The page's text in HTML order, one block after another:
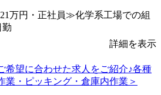
万円・正社員≫化学系工場での組
勤
詳細を表示